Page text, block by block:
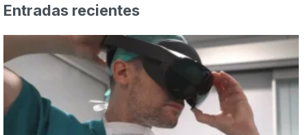
Entradas recientes